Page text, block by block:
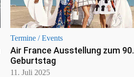
Termine / Events
Air France Ausstellung zum 90.
Geburtstag
11. Juli 2025